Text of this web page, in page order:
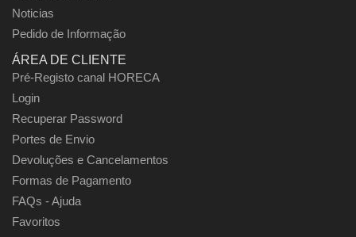
Noticias
Pedido de Informação
ÁREA DE CLIENTE
Pré-Registo canal HORECA
Login
Recuperar Password
Portes de Envio
Devoluções e Cancelamentos
Formas de Pagamento
FAQs - Ajuda
Favoritos